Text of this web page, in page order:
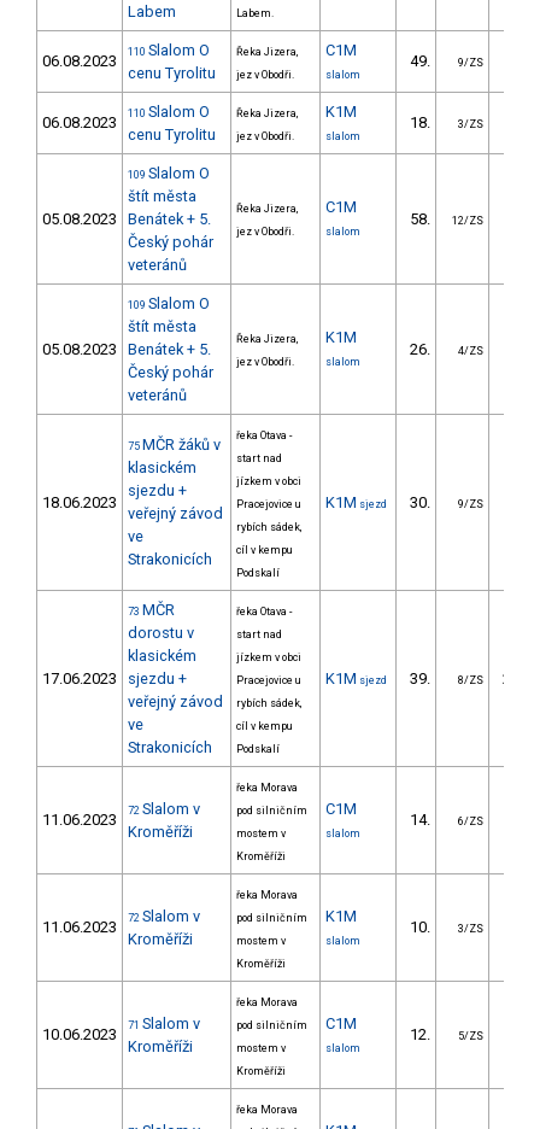
Labem
Labem.
06.08.2023 110 Slalom O
cenu Tyrolitu
Řeka Jizera,
jez v Obodři.
C1M
slalom
49. 9/ZS
06.08.2023 110 Slalom O
cenu Tyrolitu
Řeka Jizera,
jez v Obodři.
K1M
slalom
18. 3/ZS
05.08.2023
109 Slalom O
štít města
Benátek + 5.
Český pohár
veteránů
Řeka Jizera,
jez v Obodři.
C1M
slalom
58. 12/ZS
05.08.2023
109 Slalom O
štít města
Benátek + 5.
Český pohár
veteránů
Řeka Jizera,
jez v Obodři.
K1M
slalom
26. 4/ZS
18.06.2023
75 MČR žáků v
klasickém
sjezdu +
veřejný závod
ve
Strakonicích
řeka Otava -
start nad
jízkem v obci
Pracejovice u
rybích sádek,
cíl v kempu
Podskalí
K1M sjezd 30. 9/ZS
17.06.2023
73 MČR
dorostu v
klasickém
sjezdu +
veřejný závod
ve
Strakonicích
řeka Otava -
start nad
jízkem v obci
Pracejovice u
rybích sádek,
cíl v kempu
Podskalí
K1M sjezd 39. 8/ZS
11.06.2023 72 Slalom v
Kroměříži
řeka Morava
pod silničním
mostem v
Kroměříži
C1M
slalom
14. 6/ZS
11.06.2023 72 Slalom v
Kroměříži
řeka Morava
pod silničním
mostem v
Kroměříži
K1M
slalom
10. 3/ZS
10.06.2023 71 Slalom v
Kroměříži
řeka Morava
pod silničním
mostem v
Kroměříži
C1M
slalom
12. 5/ZS
řeka Morava